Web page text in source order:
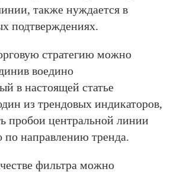
также нуждается в
подтверждениях.
стратегию можно
воедино
в настоящей статье
из трендовых индикаторов,
пробои центральной линии
по направлению тренда.
фильтра можно